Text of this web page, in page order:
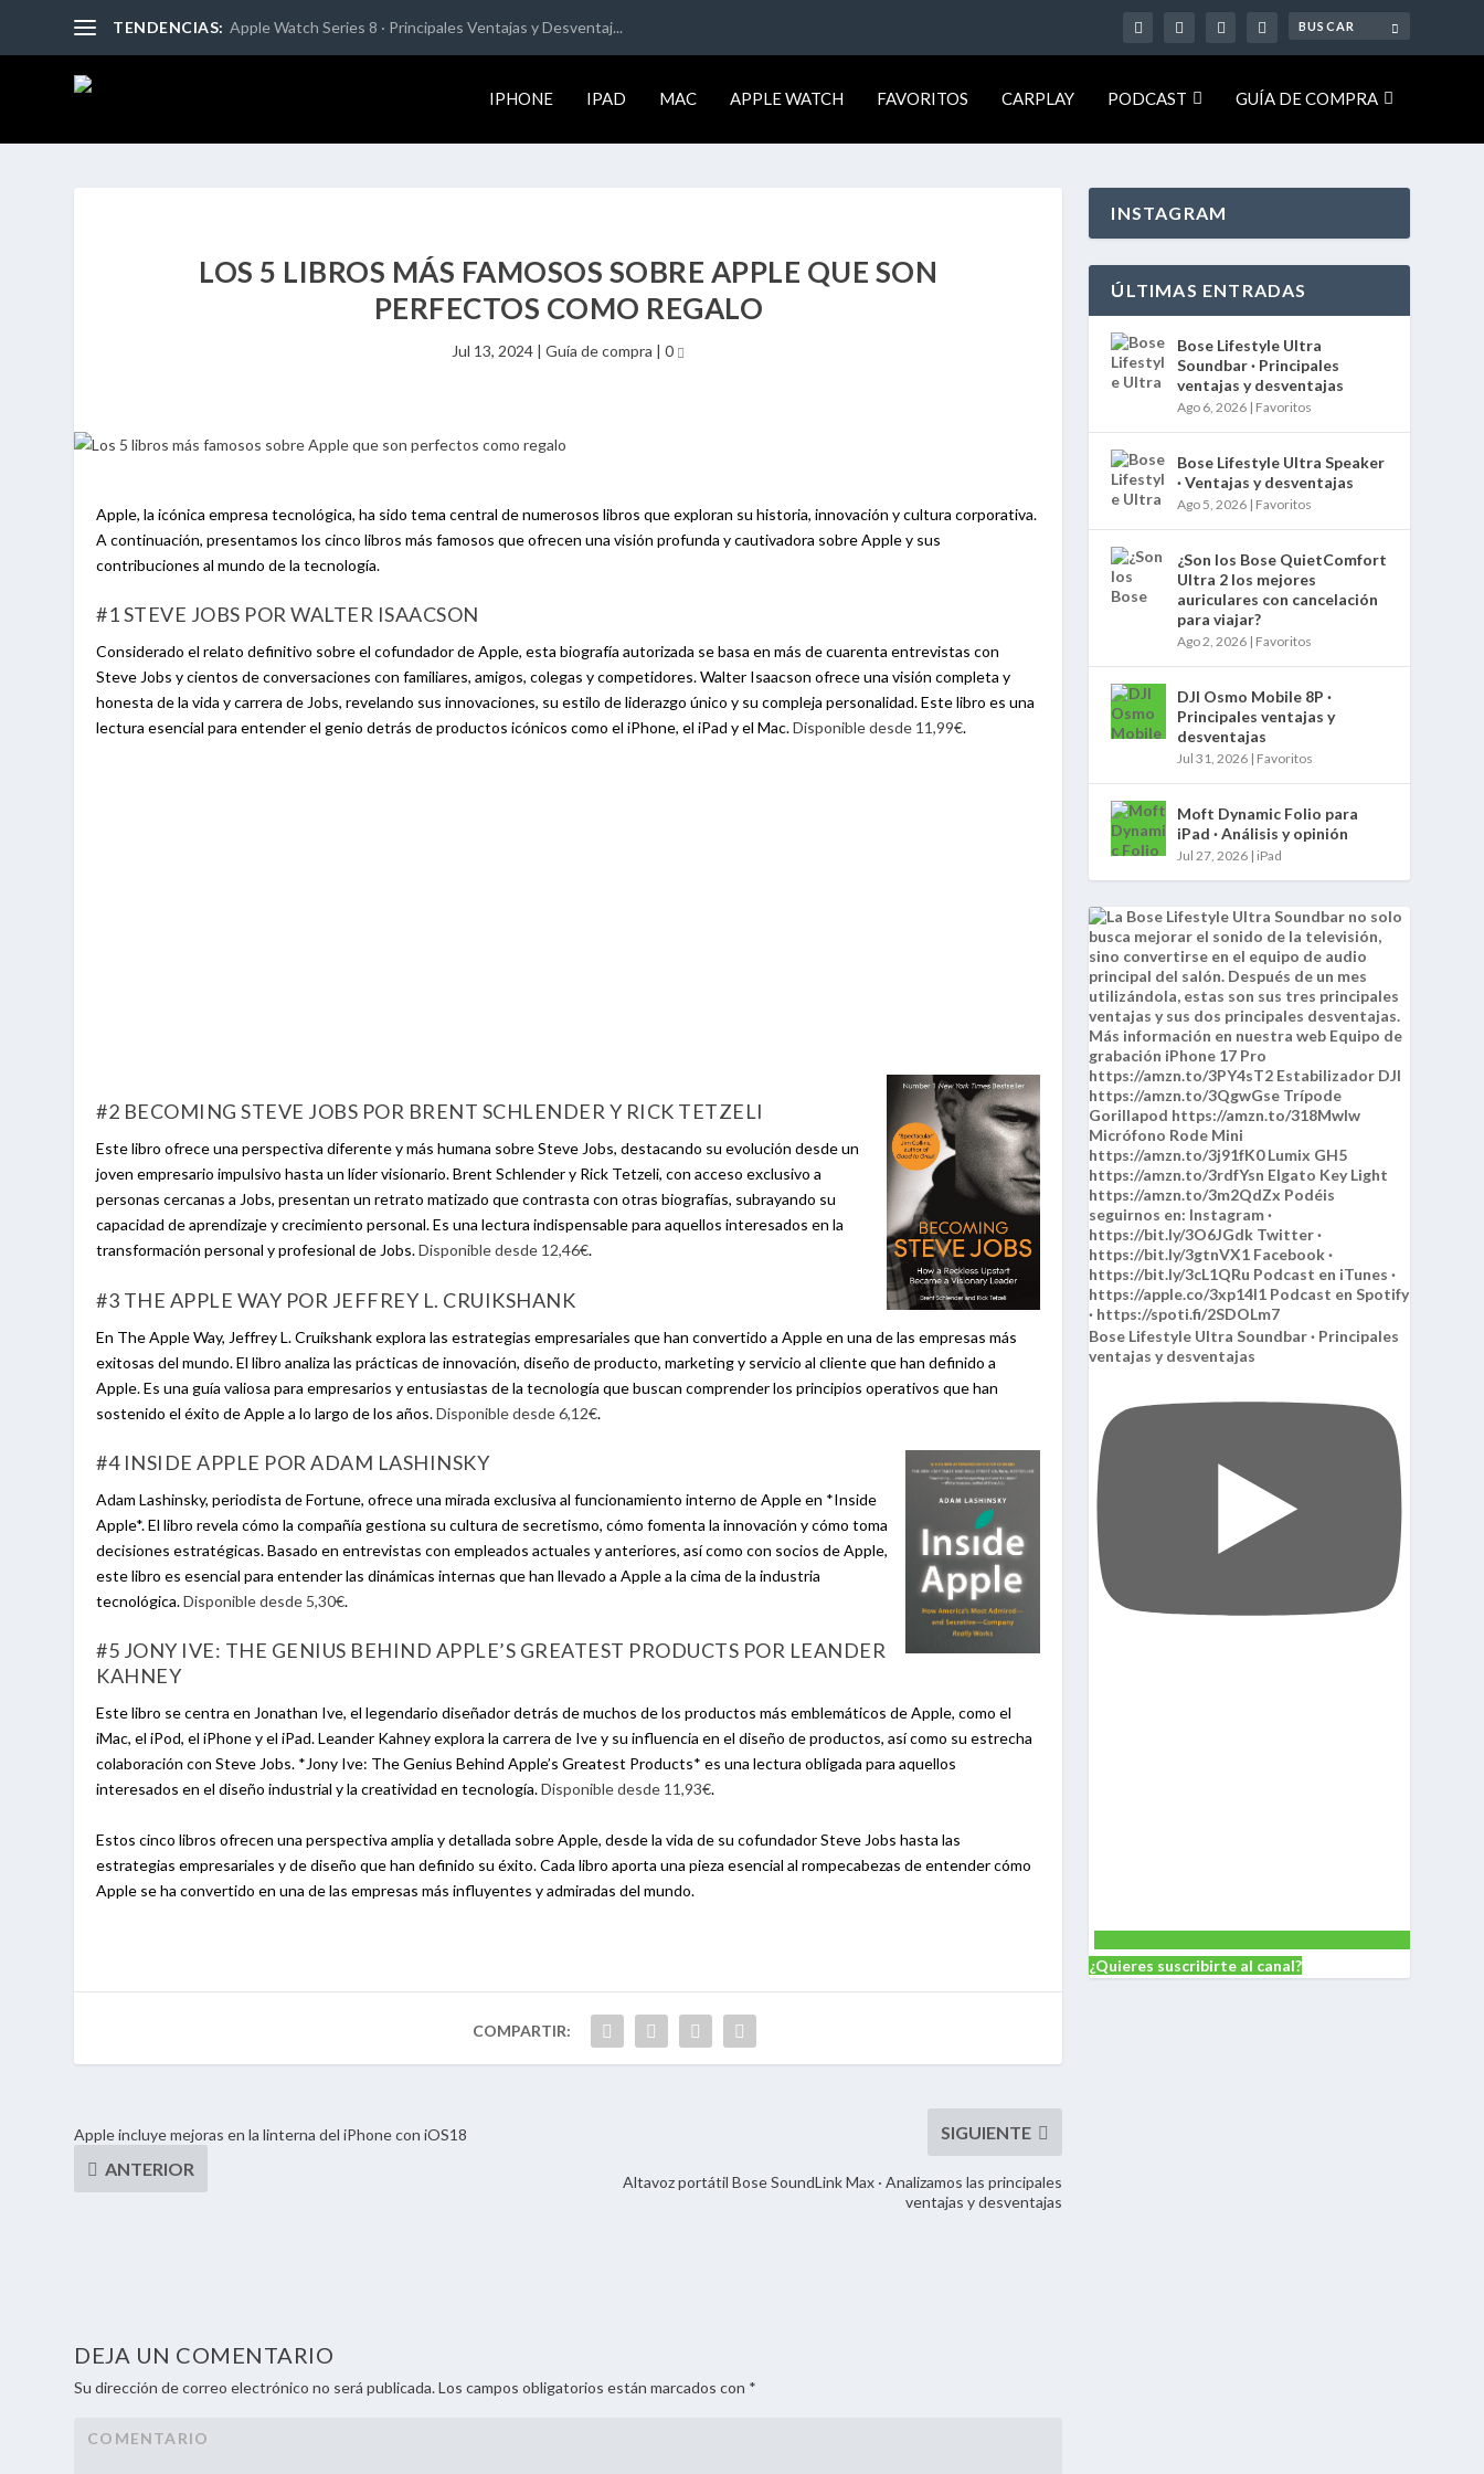
TENDENCIAS: Apple Watch Series 8 · Principales Ventajas y Desventaj...
IPHONE IPAD MAC APPLE WATCH FAVORITOS CARPLAY PODCAST GUÍA DE COMPRA
LOS 5 LIBROS MÁS FAMOSOS SOBRE APPLE QUE SON
PERFECTOS COMO REGALO
Jul 13, 2024 |Guía de compra |0
Apple, la icónica empresa tecnológica, ha sido tema central de numerosos libros que exploran su historia, innovación y cultura corporativa.
A continuación, presentamos los cinco libros más famosos que ofrecen una visión profunda y cautivadora sobre Apple y sus
contribuciones al mundo de la tecnología.
#1 STEVE JOBS POR WALTER ISAACSON
Considerado el relato definitivo sobre el cofundador de Apple, esta biografía autorizada se basa en más de cuarenta entrevistas con
Steve Jobs y cientos de conversaciones con familiares, amigos, colegas y competidores. Walter Isaacson ofrece una visión completa y
honesta de la vida y carrera de Jobs, revelando sus innovaciones, su estilo de liderazgo único y su compleja personalidad. Este libro es una
lectura esencial para entender el genio detrás de productos icónicos como el iPhone, el iPad y el Mac.Disponible desde 11,99€.
#2 BECOMING STEVE JOBS POR BRENT SCHLENDER Y RICK TETZELI
Este libro ofrece una perspectiva diferente y más humana sobre Steve Jobs, destacando su evolución desde un
joven empresario impulsivo hasta un líder visionario. Brent Schlender y Rick Tetzeli, con acceso exclusivo a
personas cercanas a Jobs, presentan un retrato matizado que contrasta con otras biografías, subrayando su
capacidad de aprendizaje y crecimiento personal. Es una lectura indispensable para aquellos interesados en la
transformación personal y profesional de Jobs.Disponible desde 12,46€.
#3 THE APPLE WAY POR JEFFREY L. CRUIKSHANK
En The Apple Way, Jeffrey L. Cruikshank explora las estrategias empresariales que han convertido a Apple en una de las empresas más
exitosas del mundo. El libro analiza las prácticas de innovación, diseño de producto, marketing y servicio al cliente que han definido a
Apple. Es una guía valiosa para empresarios y entusiastas de la tecnología que buscan comprender los principios operativos que han
sostenido el éxito de Apple a lo largo de los años.Disponible desde 6,12€.
#4 INSIDE APPLE POR ADAM LASHINSKY
Adam Lashinsky, periodista de Fortune, ofrece una mirada exclusiva al funcionamiento interno de Apple en *Inside
Apple*. El libro revela cómo la compañía gestiona su cultura de secretismo, cómo fomenta la innovación y cómo toma
decisiones estratégicas. Basado en entrevistas con empleados actuales y anteriores, así como con socios de Apple,
este libro es esencial para entender las dinámicas internas que han llevado a Apple a la cima de la industria
tecnológica.Disponible desde 5,30€.
#5 JONY IVE: THE GENIUS BEHIND APPLE’S GREATEST PRODUCTS POR LEANDER
KAHNEY
Este libro se centra en Jonathan Ive, el legendario diseñador detrás de muchos de los productos más emblemáticos de Apple, como el
iMac, el iPod, el iPhone y el iPad. Leander Kahney explora la carrera de Ive y su influencia en el diseño de productos, así como su estrecha
colaboración con Steve Jobs. *Jony Ive: The Genius Behind Apple’s Greatest Products* es una lectura obligada para aquellos
interesados en el diseño industrial y la creatividad en tecnología.Disponible desde 11,93€.
Estos cinco libros ofrecen una perspectiva amplia y detallada sobre Apple, desde la vida de su cofundador Steve Jobs hasta las
estrategias empresariales y de diseño que han definido su éxito. Cada libro aporta una pieza esencial al rompecabezas de entender cómo
Apple se ha convertido en una de las empresas más influyentes y admiradas del mundo.
Apple incluye mejoras en la linterna del iPhone con iOS18
Altavoz portátil Bose SoundLink Max · Analizamos las principales
ventajas y desventajas
DEJA UN COMENTARIO
Su dirección de correo electrónico no será publicada. Los campos obligatorios están marcados con *
INSTAGRAM
ÚLTIMAS ENTRADAS
Bose Lifestyle Ultra
Soundbar · Principales
ventajas y desventajas
Ago 6, 2026 | Favoritos
Bose Lifestyle Ultra Speaker
· Ventajas y desventajas
Ago 5, 2026 | Favoritos
¿Son los Bose QuietComfort
Ultra 2 los mejores
auriculares con cancelación
para viajar?
Ago 2, 2026 | Favoritos
DJI Osmo Mobile 8P ·
Principales ventajas y
desventajas
Jul 31, 2026 | Favoritos
Moft Dynamic Folio para
iPad · Análisis y opinión
Jul 27, 2026 | iPad
Bose Lifestyle Ultra Soundbar · Principales
ventajas y desventajas
¿Quieres suscribirte al canal?